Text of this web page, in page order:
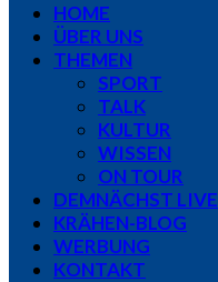
HOME
ÜBER UNS
THEMEN
SPORT
TALK
KULTUR
WISSEN
ON TOUR
DEMNÄCHST LIVE
KRÄHEN-BLOG
WERBUNG
KONTAKT